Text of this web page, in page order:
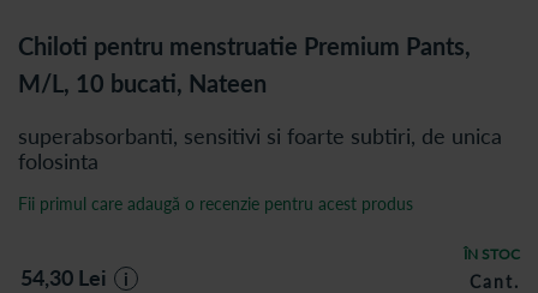
Chiloti pentru menstruatie Premium Pants,
M/L, 10 bucati, Nateen
superabsorbanti, sensitivi si foarte subtiri, de unica
folosinta
ÎN STOC
Fii primul care adaugă o recenzie pentru acest produs
54,30 Lei i Cant.